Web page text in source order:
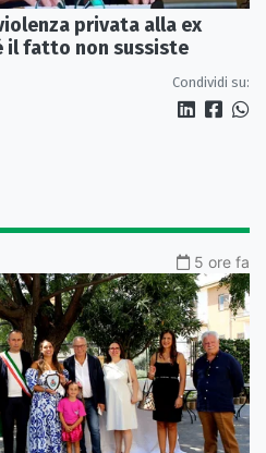
privata alla ex
il fatto non sussiste
Condividi su:
5 ore fa